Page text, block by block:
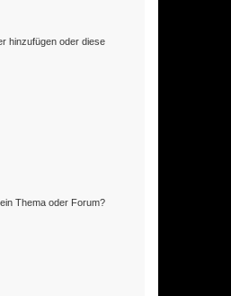
hinzufügen oder diese
Thema oder Forum?